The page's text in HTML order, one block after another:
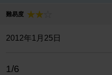
難易度
2012年1月25日
1/6